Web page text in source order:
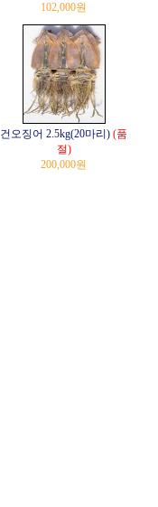
102,000원
건오징어 2.5kg(20마리) (품
절)
200,000원